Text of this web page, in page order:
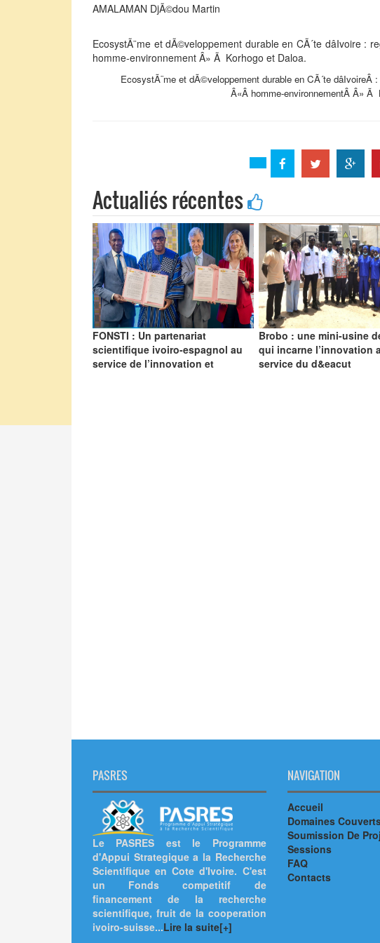
AMALAMAN DjÃ©dou Martin
EcosystÃ¨me et dÃ©veloppement durable en CÃ´te dâIvoire
homme-environnement Â» Ã Korhogo et Daloa.
EcosystÃ¨me et dÃ©veloppement durable en CÃ´te
Â«Â homme-environnementÂ Â» Ã
Actualiés récentes
FONSTI : Un partenariat
scientifique ivoiro-espagnol au
service de l’innovation et
Brobo : une mini-usine
qui incarne l’innovation
service du d&eacut
PASRES
Le PASRES est le Programme
d'Appui Strategique a la Recherche
Scientifique en Cote d'Ivoire. C'est
un Fonds competitif de
financement de la recherche
scientifique, fruit de la cooperation
ivoiro-suisse...Lire la suite[+]
NAVIGATION
Accueil
Domaines
Soumission De
Sessions
FAQ
Contacts